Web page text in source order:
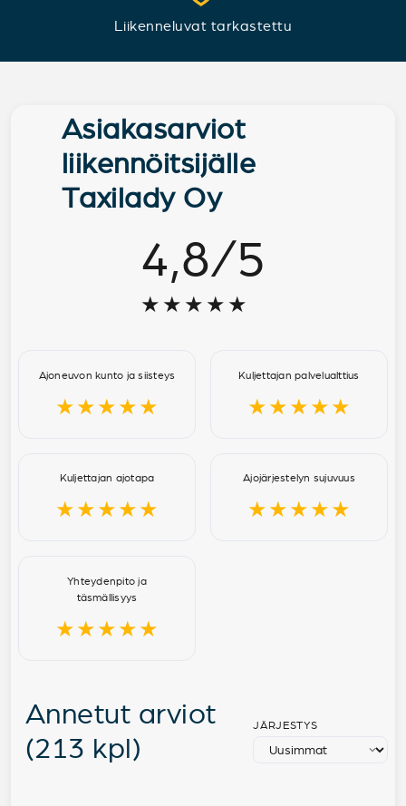
Liikenneluvat tarkastettu
4,8/5
★★★★★
Asiakasarviot
liikennöitsijälle
Taxilady Oy
Ajoneuvon kunto ja siisteys
★★★★★
Kuljettajan palvelualttius
★★★★★
Kuljettajan ajotapa
★★★★★
Ajojärjestelyn sujuvuus
★★★★★
Yhteydenpito ja
täsmällisyys
★★★★★
Annetut arviot
(213 kpl)
JÄRJESTYS